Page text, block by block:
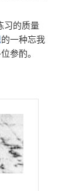
习的质量
的一种忘我
参酌。